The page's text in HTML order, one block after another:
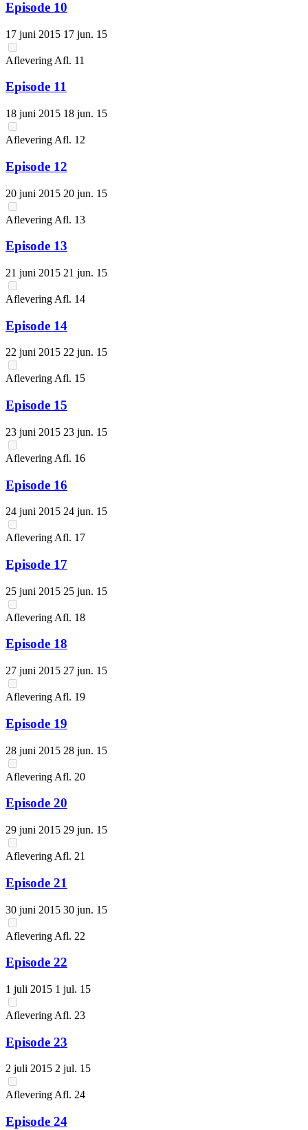
Episode 10
17 juni 2015 17 jun. 15
Aflevering Afl. 11
Episode 11
18 juni 2015 18 jun. 15
Aflevering Afl. 12
Episode 12
20 juni 2015 20 jun. 15
Aflevering Afl. 13
Episode 13
21 juni 2015 21 jun. 15
Aflevering Afl. 14
Episode 14
22 juni 2015 22 jun. 15
AfleveringAfl. 15
Episode 15
23 juni 2015 23 jun. 15
Aflevering Afl. 16
Episode 16
24 juni 2015 24 jun. 15
Aflevering Afl. 17
Episode 17
25 juni 2015 25 jun. 15
Aflevering Afl. 18
Episode 18
27 juni 2015 27 jun. 15
Aflevering Afl. 19
Episode 19
28 juni 2015 28 jun. 15
Aflevering Afl. 20
Episode 20
29 juni 2015 29 jun. 15
Aflevering Afl. 21
Episode 21
30 juni 2015 30 jun. 15
Aflevering Afl. 22
Episode 22
1 juli 2015 1 jul. 15
Aflevering Afl. 23
Episode 23
2 juli 2015 2 jul. 15
Aflevering Afl. 24
Episode 24